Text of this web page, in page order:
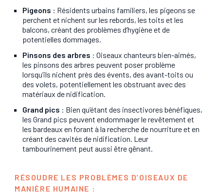
Pigeons : Résidents urbains familiers, les pigeons se
perchent et nichent sur les rebords, les toits et les
balcons, créant des problèmes d’hygiène et de
potentielles dommages.
Pinsons des arbres : Oiseaux chanteurs bien-aimés,
les pinsons des arbres peuvent poser problème
lorsqu’ils nichent près des évents, des avant-toits ou
des volets, potentiellement les obstruant avec des
matériaux de nidification.
Grand pics : Bien qu’étant des insectivores bénéfiques,
les Grand pics peuvent endommager le revêtement et
les bardeaux en forant à la recherche de nourriture et en
créant des cavités de nidification. Leur
tambourinement peut aussi être gênant.
RÉSOUDRE LES PROBLÈMES D’OISEAUX DE
MANIÈRE HUMAINE :